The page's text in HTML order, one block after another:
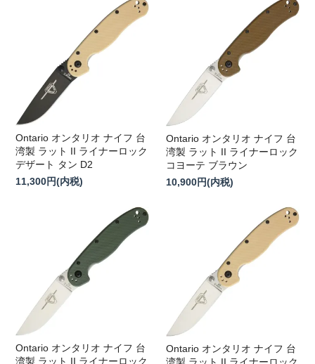
Ontario オンタリオ ナイフ 台
湾製 ラット II ライナーロック
デザート タン D2
11,300円(内税)
Ontario オンタリオ ナイフ 台
湾製 ラット II ライナーロック
コヨーテ ブラウン
10,900円(内税)
Ontario オンタリオ ナイフ 台
湾製 ラット II ライナーロック
Ontario オンタリオ ナイフ 台
湾製 ラット II ライナーロック